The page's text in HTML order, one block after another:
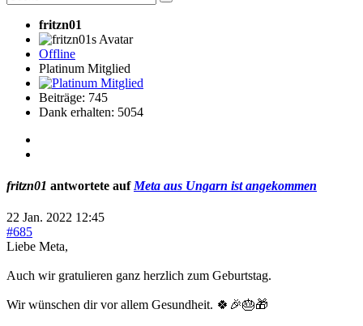
fritzn01
Offline
Platinum Mitglied
Beiträge: 745
Dank erhalten: 5054
fritzn01 antwortete auf Meta aus Ungarn ist angekommen
22 Jan. 2022 12:45
#685
Liebe Meta,
Auch wir gratulieren ganz herzlich zum Geburtstag.
Wir wünschen dir vor allem Gesundheit. 🍀🎉🎂🎁